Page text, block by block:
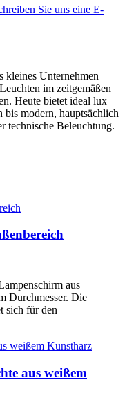
Sie uns eine E-
kleines Unternehmen
im zeitgemäßen
Heute bietet ideal lux
modern, hauptsächlich
technische Beleuchtung.
aus
Durchmesser. Die
sich für den
aus weißem